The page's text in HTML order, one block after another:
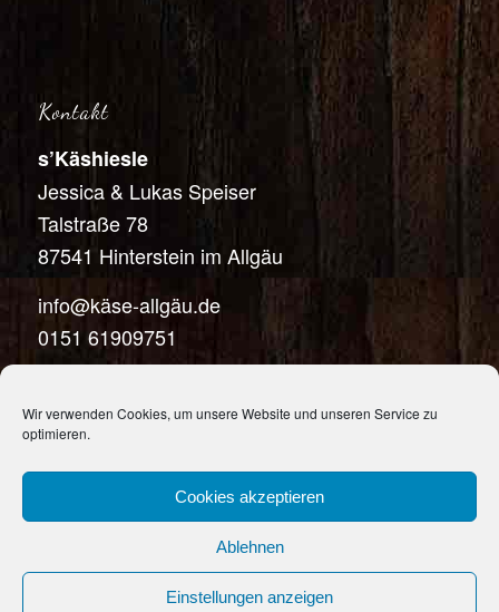
Wir verwenden Cookies, um unsere Website und unseren Service zu
optimieren.
Cookies akzeptieren
Ablehnen
Einstellungen anzeigen
Kontakt
s’Käshiesle
Jessica & Lukas Speiser
Talstraße 78
87541 Hinterstein im Allgäu
info@käse-allgäu.de
0151 61909751
© 2021 Copyright · s'Käshiesle | Webdesign & Programmierung:
Design|Ausflugsziele Allgäu|Impressum|Datenschutz|AGBs|
Versand- & Zahlungsbedingungen-Enfold Theme by Kriesi